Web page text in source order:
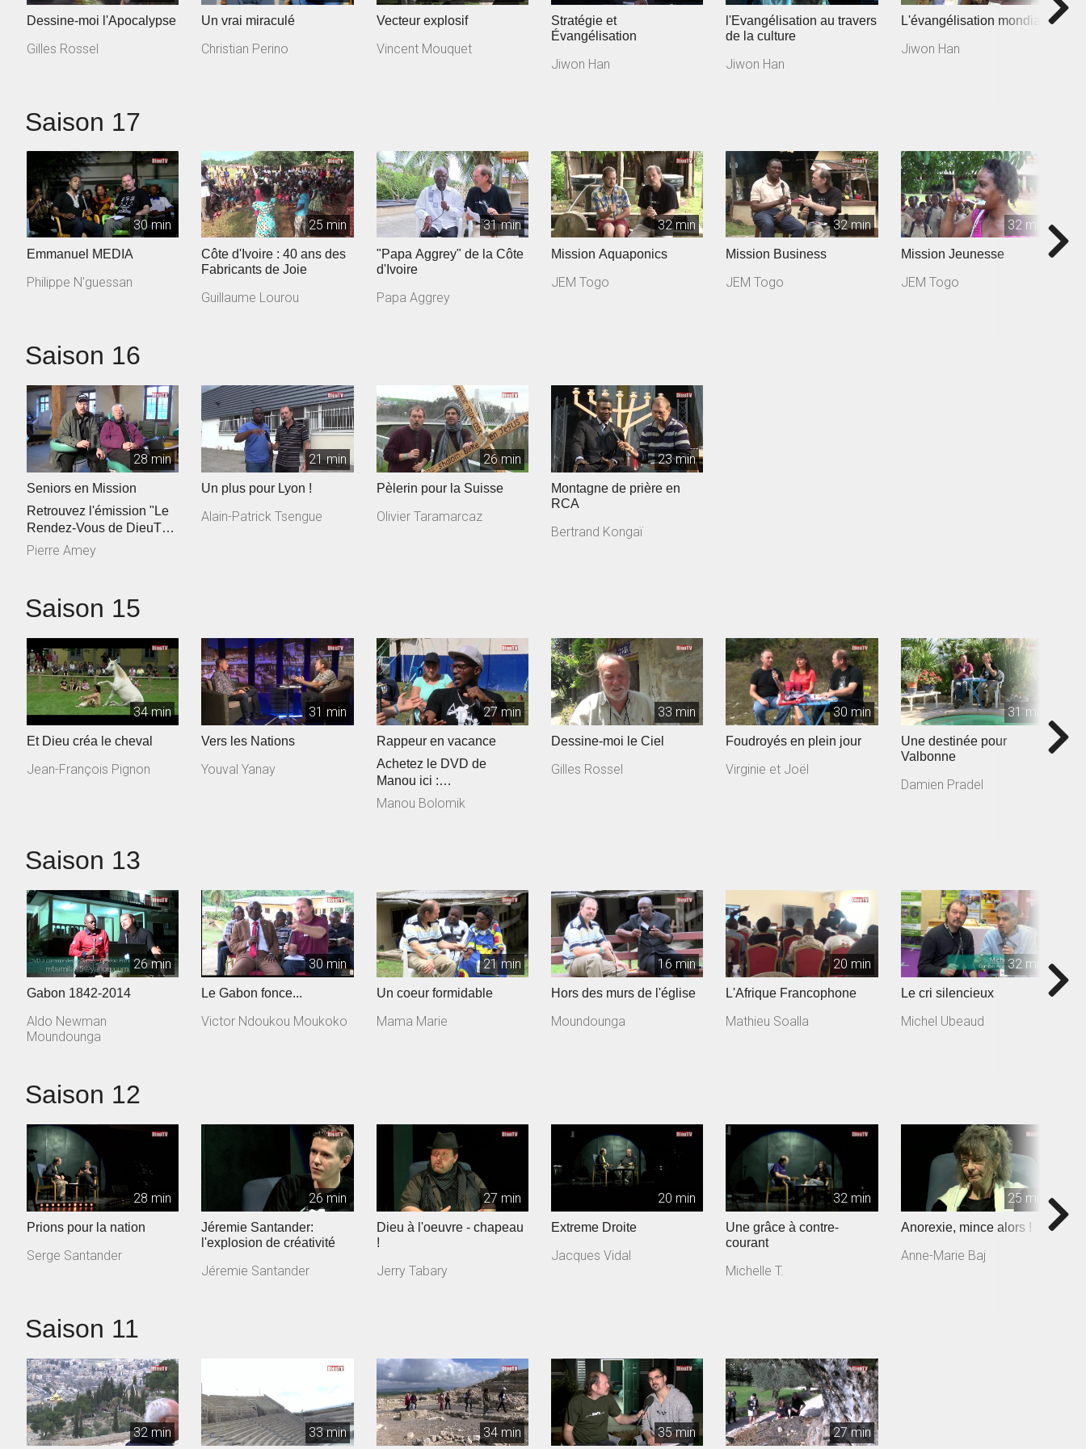
Dessine-moi l'Apocalypse
Gilles Rossel
Un vrai miraculé
Christian Perino
Vecteur explosif
Vincent Mouquet
Stratégie et
Évangélisation
Jiwon Han
l'Evangélisation au travers
de la culture
Jiwon Han
L'évangélisation mondiale
Jiwon Han
Saison 17
30 min
Emmanuel MEDIA
Philippe N'guessan
25 min
Côte d'Ivoire : 40 ans des
Fabricants de Joie
Guillaume Lourou
31 min
"Papa Aggrey" de la Côte
d'Ivoire
Papa Aggrey
32 min
Mission Aquaponics
JEM Togo
32 min
Mission Business
JEM Togo
32 min
Mission Jeunesse
JEM Togo
Saison 16
28 min
Seniors en Mission
Retrouvez l'émission "Le
Rendez-Vous de DieuTV"
à propos des Seniors en
Pierre Amey
21 min
Un plus pour Lyon !
Alain-Patrick Tsengue
26 min
Pèlerin pour la Suisse
Olivier Taramarcaz
23 min
Montagne de prière en
RCA
Bertrand Kongaï
Saison 15
34 min
Et Dieu créa le cheval
Jean-François Pignon
31 min
Vers les Nations
Youval Yanay
27 min
Rappeur en vacance
Achetez le DVD de
Manou ici :
http://premierepartie.com/c
Manou Bolomik
33 min
Dessine-moi le Ciel
Gilles Rossel
30 min
Foudroyés en plein jour
Virginie et Joël
31 min
Une destinée pour
Valbonne
Damien Pradel
Saison 13
26 min
Gabon 1842-2014
Aldo Newman
Moundounga
30 min
Le Gabon fonce...
Victor Ndoukou Moukoko
21 min
Un coeur formidable
Mama Marie
16 min
Hors des murs de l'église
Moundounga
20 min
L'Afrique Francophone
Mathieu Soalla
32 min
Le cri silencieux
Michel Ubeaud
Saison 12
28 min
Prions pour la nation
Serge Santander
26 min
Jéremie Santander:
l'explosion de créativité
Jéremie Santander
27 min
Dieu à l'oeuvre - chapeau
!
Jerry Tabary
20 min
Extreme Droite
Jacques Vidal
32 min
Une grâce à contre-
courant
Michelle T.
25 min
Anorexie, mince alors !
Anne-Marie Baj
Saison 11
32 min 33 min 34 min 35 min 27 min